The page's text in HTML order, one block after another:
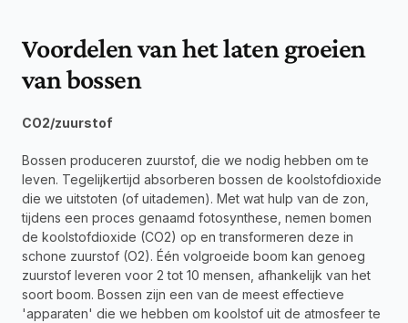
Voordelen van het laten groeien
van bossen
CO2/zuurstof
Bossen produceren zuurstof, die we nodig hebben om te
leven. Tegelijkertijd absorberen bossen de koolstofdioxide
die we uitstoten (of uitademen). Met wat hulp van de zon,
tijdens een proces genaamd fotosynthese, nemen bomen
de koolstofdioxide (CO2) op en transformeren deze in
schone zuurstof (O2). Één volgroeide boom kan genoeg
zuurstof leveren voor 2 tot 10 mensen, afhankelijk van het
soort boom. Bossen zijn een van de meest effectieve
'apparaten' die we hebben om koolstof uit de atmosfeer te